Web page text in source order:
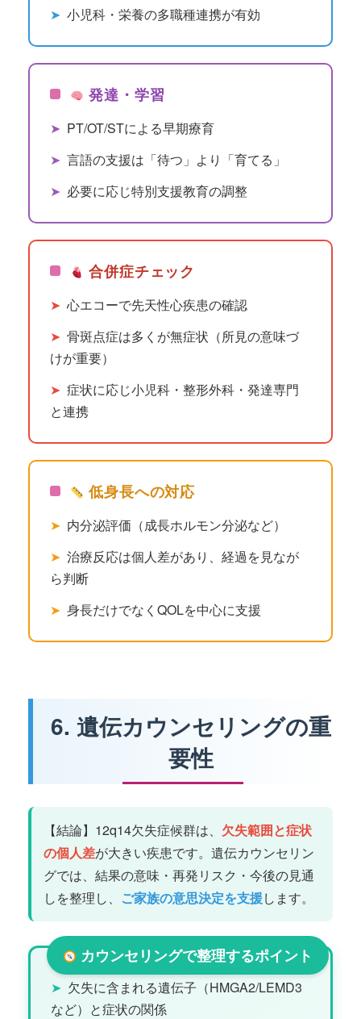
➤ 小児科・栄養の多職種連携が有効
発達・学習
➤ PT/OT/STによる早期療育
➤ 言語の支援は「待つ」より「育てる」
➤ 必要に応じ特別支援教育の調整
合併症チェック
➤ 心エコーで先天性心疾患の確認
➤ 骨斑点症は多くが無症状（所見の意味づ
けが重要）
➤ 症状に応じ小児科・整形外科・発達専門
と連携
低身長への対応
➤ 内分泌評価（成長ホルモン分泌など）
➤ 治療反応は個人差があり、経過を見なが
ら判断
➤ 身長だけでなくQOLを中心に支援
6. 遺伝カウンセリングの重
要性
【結論】12q14欠失症候群は、 欠失範囲と症状
の個人差が大きい疾患です。遺伝カウンセリン
グでは、結果の意味・再発リスク・今後の見通
しを整理し、 ご家族の意思決定を支援します。
カウンセリングで整理するポイント
➤ 欠失に含まれる遺伝子（HMGA2/LEMD3
など）と症状の関係